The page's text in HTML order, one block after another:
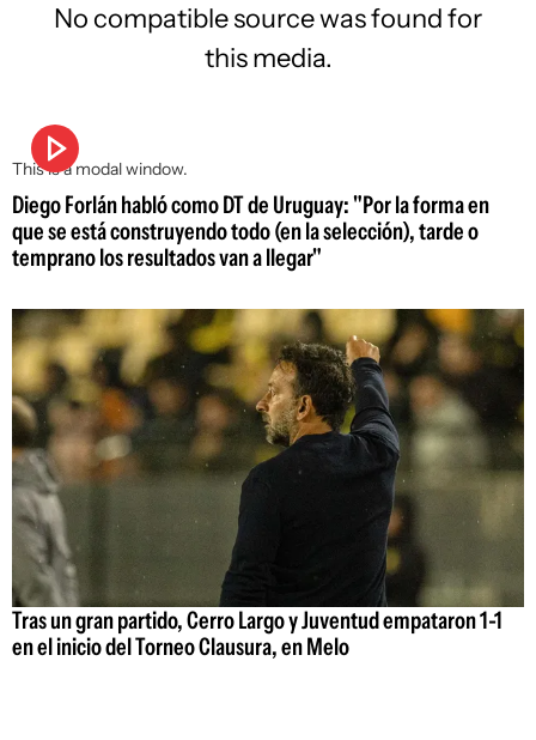
This is a modal window.
No compatible source was found for
this media.
Diego Forlán habló como DT de Uruguay: "Por la forma en
que se está construyendo todo (en la selección), tarde o
temprano los resultados van a llegar"
Tras un gran partido, Cerro Largo y Juventud empataron 1-1
en el inicio del Torneo Clausura, en Melo